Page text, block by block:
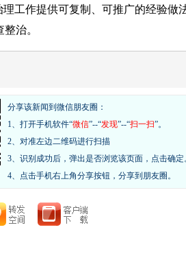
理工作提供可复制、可推广的经验做
治。
分享该新闻到微信朋友圈：
1、打开手机软件“微信”--“发现”--“扫一扫”。
2、对准左边二维码进行扫描
3、识别成功后，弹出是否浏览该页面，点击确定
4、点击手机右上角分享按钮，分享到朋友圈。